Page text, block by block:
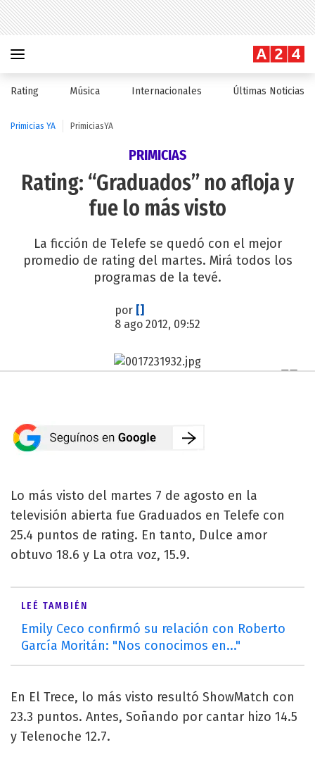
Rating Música Internacionales Últimas Noticias
Primicias YA PrimiciasYA
PRIMICIAS
Rating: “Graduados” no afloja y
fue lo más visto
La ficción de Telefe se quedó con el mejor
promedio de rating del martes. Mirá todos los
programas de la tevé.
por []
8 ago 2012, 09:52
Lo más visto del martes 7 de agosto en la
televisión abierta fue Graduados en Telefe con
25.4 puntos de rating. En tanto, Dulce amor
obtuvo 18.6 y La otra voz, 15.9.
LEÉ TAMBIÉN
Emily Ceco confirmó su relación con Roberto
García Moritán: "Nos conocimos en..."
En El Trece, lo más visto resultó ShowMatch con
23.3 puntos. Antes, Soñando por cantar hizo 14.5
y Telenoche 12.7.